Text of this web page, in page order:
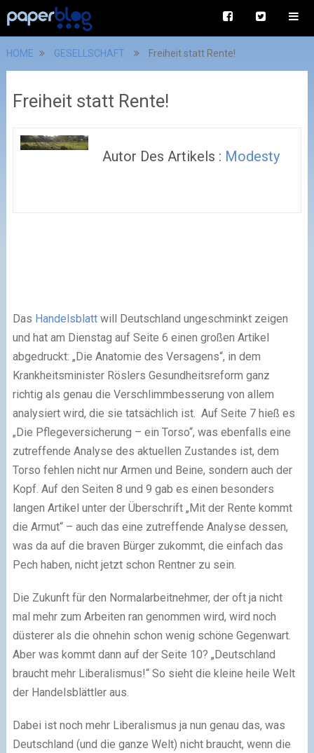
HOME GESELLSCHAFT Freiheit statt Rente!
Freiheit statt Rente!
Autor Des Artikels : Modesty
Das Handelsblattwill Deutschland ungeschminkt zeigen
und hat am Dienstag auf Seite 6 einen großen Artikel
abgedruckt: „Die Anatomie des Versagens“, in dem
Krankheitsminister Röslers Gesundheitsreform ganz
richtig als genau die Verschlimmbesserung von allem
analysiert wird, die sie tatsächlich ist. Auf Seite 7 hieß es
„Die Pflegeversicherung – ein Torso“, was ebenfalls eine
zutreffende Analyse des aktuellen Zustandes ist, dem
Torso fehlen nicht nur Armen und Beine, sondern auch der
Kopf. Auf den Seiten 8 und 9 gab es einen besonders
langen Artikel unter der Überschrift „Mit der Rente kommt
die Armut“ – auch das eine zutreffende Analyse dessen,
was da auf die braven Bürger zukommt, die einfach das
Pech haben, nicht jetzt schon Rentner zu sein.
Die Zukunft für den Normalarbeitnehmer, der oft ja nicht
mal mehr zum Arbeiten ran genommen wird, wird noch
düsterer als die ohnehin schon wenig schöne Gegenwart.
Aber was kommt dann auf der Seite 10? „Deutschland
braucht mehr Liberalismus!“ So sieht die kleine heile Welt
der Handelsblättler aus.
Dabei ist noch mehr Liberalismus ja nun genau das, was
Deutschland (und die ganze Welt) nicht braucht, wenn die